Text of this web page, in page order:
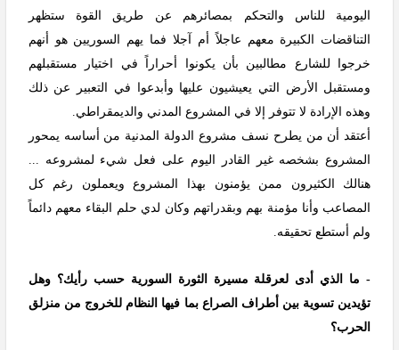
اليومية للناس والتحكم بمصائرهم عن طريق القوة ستظهر
التناقضات الكبيرة معهم عاجلاً أم آجلا فما يهم السوريين هو أنهم
خرجوا للشارع مطالبين بأن يكونوا أحراراً في اختيار مستقبلهم
ومستقبل الأرض التي يعيشيون عليها وأبدعوا في التعبير عن ذلك
وهذه الإرادة لا تتوفر إلا في المشروع المدني والديمقراطي.
أعتقد أن من يطرح نسف مشروع الدولة المدنية من أساسه يمحور
المشروع بشخصه غير القادر اليوم على فعل شيء لمشروعه ...
هنالك الكثيرون ممن يؤمنون بهذا المشروع ويعملون رغم كل
المصاعب وأنا مؤمنة بهم وبقدراتهم وكان لدي حلم البقاء معهم دائماً
ولم أستطع تحقيقه.
- ما الذي أدى لعرقلة مسيرة الثورة السورية حسب رأيك؟ وهل
تؤيدين تسوية بين أطراف الصراع بما فيها النظام للخروج من منزلق
الحرب؟